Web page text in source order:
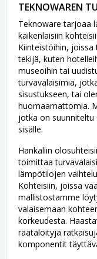
TEKNOWAREN
Teknoware tarjoaa
kaikenlaisiin
Kiinteistöihin,
tekijä, kuten
museoihin tai
turvavalaisimia,
sisustukseen, tai
huomaamattomia.
jotka on
sisälle.
Hankaliin
toimittaa
lämpötilojen
Kohteisiin, joissa
mallistostamme
valaisemaan
korkeudesta.
räätälöityjä
komponentit